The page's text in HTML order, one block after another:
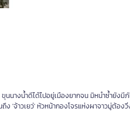
นนางน้ำดีได้ไปอยู่เมืองยากจน มิหนำซ้ำยัง
ง 'จ้าวเยว่' หัวหน้ากองโจรแห่งผาจาวมู่ต้อ